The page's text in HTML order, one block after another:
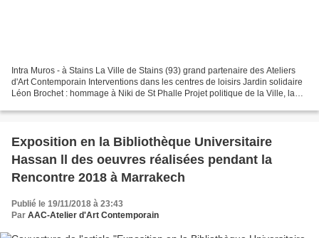
Intra Muros - à Stains La Ville de Stains (93) grand partenaire des Ateliers
d'Art Contemporain Interventions dans les centres de loisirs Jardin solidaire
Léon Brochet : hommage à Niki de St Phalle Projet politique de la Ville, la
Exposition en la Bibliothèque Universitaire
Hassan ll des oeuvres réalisées pendant la
Rencontre 2018 à Marrakech
Publié le 19/11/2018 à 23:43
Par AAC-Atelier d'Art Contemporain